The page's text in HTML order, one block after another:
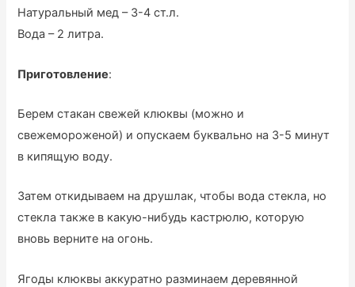
Натуральный мед – 3-4 ст.л.
Вода – 2 литра.
Приготовление:
Берем стакан свежей клюквы (можно и
свежемороженой) и опускаем буквально на 3-5 минут
в кипящую воду.
Затем откидываем на друшлак, чтобы вода стекла, но
стекла также в какую-нибудь кастрюлю, которую
вновь верните на огонь.
Ягоды клюквы аккуратно разминаем деревянной